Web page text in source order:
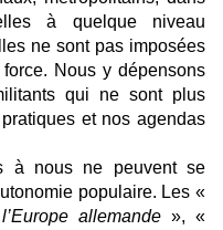
à quelque niveau
ne sont pas imposées
Nous y dépensons
qui ne sont plus
et nos agendas
à nous ne peuvent se
populaire. Les «
allemande », «